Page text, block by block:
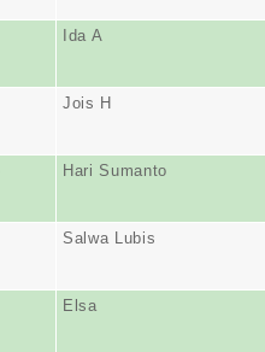
Ida A
Jois H
Hari Sumanto
Salwa Lubis
Elsa